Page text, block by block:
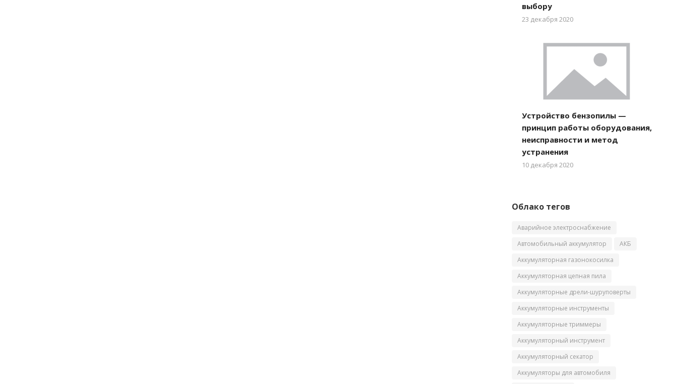
выбору
23 декабря 2020
Устройство бензопилы —
принцип работы оборудования,
неисправности и метод
устранения
10 декабря 2020
Облако тегов
Аварийное электроснабжение
Автомобильный аккумулятор
АКБ
Аккумуляторная газонокосилка
Аккумуляторная цепная пила
Аккумуляторные дрели-шуруповерты
Аккумуляторные инструменты
Аккумуляторные триммеры
Аккумуляторный инструмент
Аккумуляторный секатор
Аккумуляторы для автомобиля